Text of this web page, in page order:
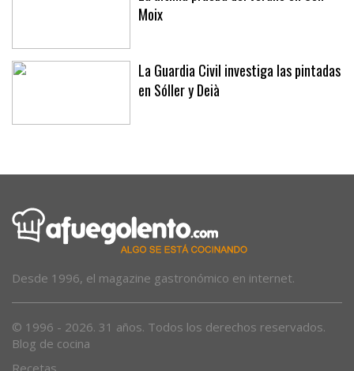
La última prueba del verano en Son
La Guardia Civil investiga las pintadas